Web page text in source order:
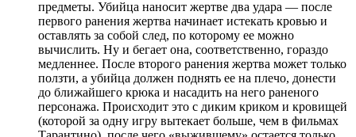
предметы. Убийца наносит жертве два удара — после
первого ранения жертва начинает истекать кровью и
оставлять за собой след, по которому ее можно
вычислить. Ну и бегает она, соответственно, гораздо
медленнее. После второго ранения жертва может только
ползти, а убийца должен поднять ее на плечо, донести
до ближайшего крюка и насадить на него раненого
персонажа. Происходит это с диким криком и кровищей
(которой за одну игру вытекает больше, чем в фильмах